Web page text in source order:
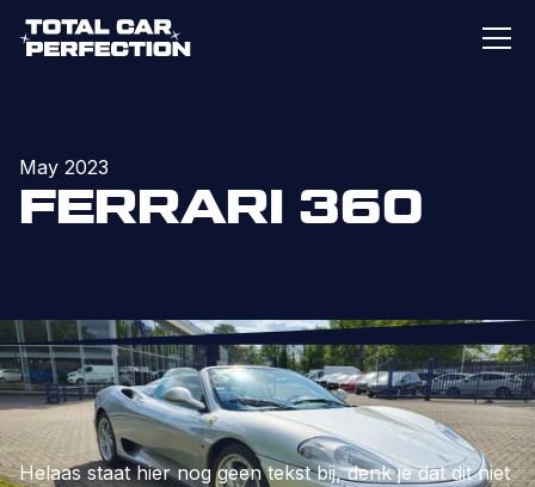
May 2023
FERRARI 360
Helaas staat hier nog geen tekst bij, denk je dat dit niet